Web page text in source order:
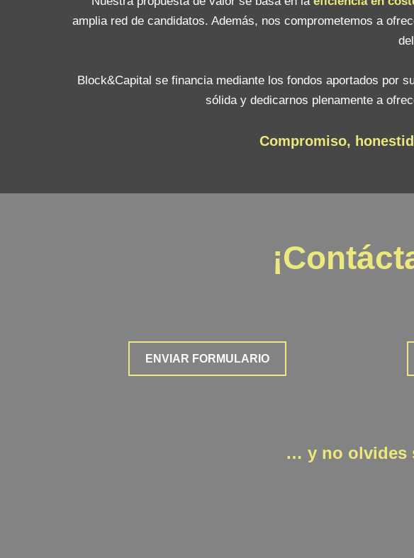
amplia red de candidatos. Además, nos comprometemos a
Block&Capital se financia mediante los fondos aportados por
sólida y dedicarnos plenamente a
Compromiso,
ENVIAR FORMULARIO
… y no olvides